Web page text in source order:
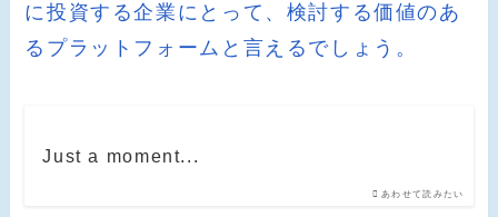
に投資する企業にとって、検討する価値のあ
るプラットフォームと言えるでしょう。
あわせて読みたい
Just a moment...